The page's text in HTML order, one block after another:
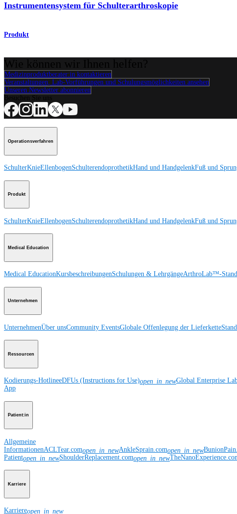
Instrumentensystem für Schulterarthroskopie
Produkt
Medizinproduktberater:in kontaktieren
Veranstaltungen, Lab-Vorführungen und Schulungsmöglichkeiten ansehen
Unseren Newsletter abonnieren
Operationsverfahren
SchulterKnieEllenbogenSchulterendoprothetikHand und HandgelenkFuß und
Produkt
SchulterKnieEllenbogenSchulterendoprothetikHand und HandgelenkFuß und
Medical Education
Medical EducationKursbeschreibungenSchulungen & LehrgängeArthroLab™-
Unternehmen
UnternehmenÜber unsCommunity EventsGlobale Offenlegung der Lieferkette
Ressourcen
Kodierungs-HotlineeDFUs (Instructions for Use)open_in_newGlobal Enterprise
App
Patient:in
Allgemeine
InformationenACLTear.comopen_in_newAnkleSprain.comopen_in_new
Patientopen_in_newShoulderReplacement.comopen_in_new
Karriere
Karriereopen_in_new